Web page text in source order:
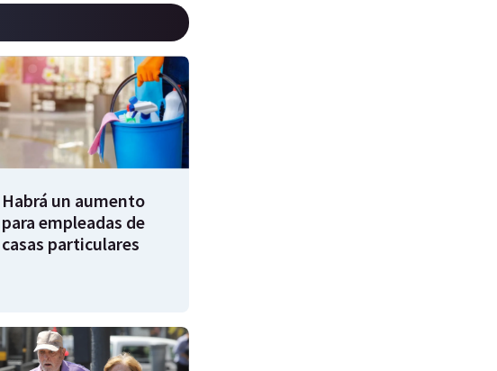
Habrá un aumento
para empleadas de
casas particulares